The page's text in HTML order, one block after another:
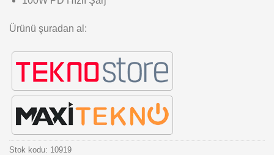
Ürünü şuradan al:
Stok kodu: 10919